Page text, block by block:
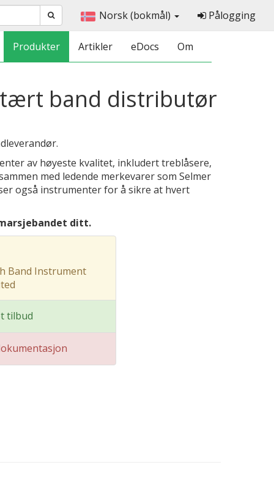
Norsk (bokmål) Pålogging
Produkter Artikler eDocs Om
band distributør
av høyeste kvalitet, inkludert treblåsere,
med ledende merkevarer som Selmer
også instrumenter for å sikre at hvert
ditt.
Band Instrument
tilbud